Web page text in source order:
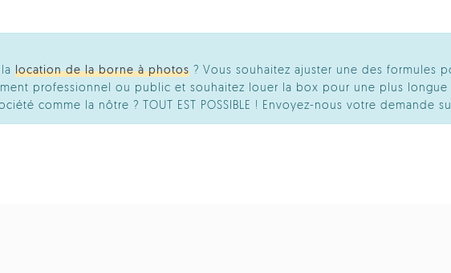
location de la borne à photos ? Vous souhaitez ajuster une des formules
professionnel ou public et souhaitez louer la box pour une plus
comme la nôtre ? TOUT EST POSSIBLE ! Envoyez-nous votre demande